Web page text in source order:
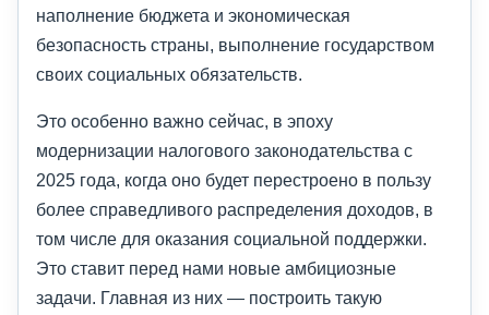
наполнение бюджета и экономическая
безопасность страны, выполнение государством
своих социальных обязательств.
Это особенно важно сейчас, в эпоху
модернизации налогового законодательства с
2025 года, когда оно будет перестроено в пользу
более справедливого распределения доходов, в
том числе для оказания социальной поддержки.
Это ставит перед нами новые амбициозные
задачи. Главная из них — построить такую